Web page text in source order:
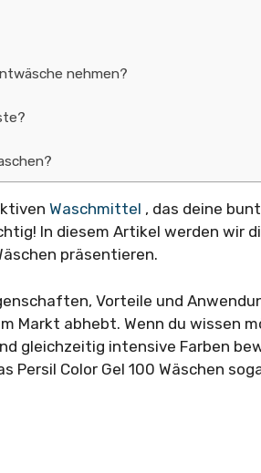
nehmen?
Waschmittel , das deine
In diesem Artikel werden wir
präsentieren.
Vorteile und
Markt abhebt. Wenn du wissen
gleichzeitig intensive Farben
Persil Color Gel 100 Wäschen